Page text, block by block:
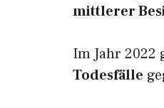
mittlerer
Im Jahr 2022
Todesfälle